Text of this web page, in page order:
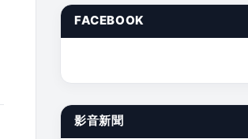
FACEBOOK
影音新聞